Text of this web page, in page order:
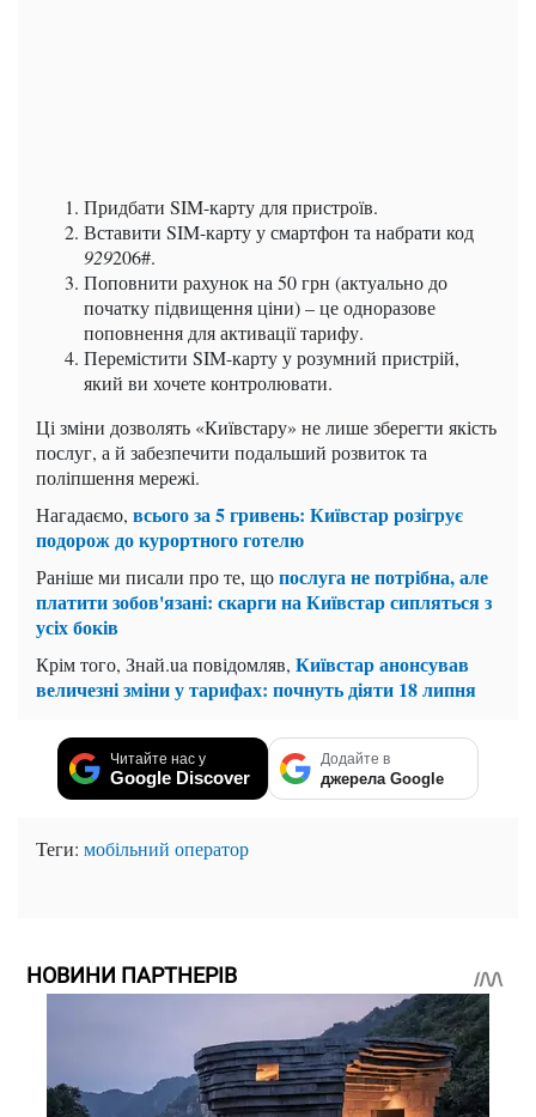
Придбати SIM-карту для пристроїв.
Вставити SIM-карту у смартфон та набрати код
929206#.
Поповнити рахунок на 50 грн (актуально до
початку підвищення ціни) – це одноразове
поповнення для активації тарифу.
Перемістити SIM-карту у розумний пристрій,
який ви хочете контролювати.
Ці зміни дозволять «Київстару» не лише зберегти якість
послуг, а й забезпечити подальший розвиток та
поліпшення мережі.
Нагадаємо, всього за 5 гривень: Київстар розігрує
подорож до курортного готелю
Раніше ми писали про те, щопослуга не потрібна, але
платити зобов'язані: скарги на Київстар сипляться з
усіх боків
Крім того, Знай.ua повідомляв, Київстар анонсував
величезні зміни у тарифах: почнуть діяти 18 липня
Читайте нас у
Google Discover
Додайте в
джерела Google
Теги: мобільний оператор
НОВИНИ ПАРТНЕРІВ